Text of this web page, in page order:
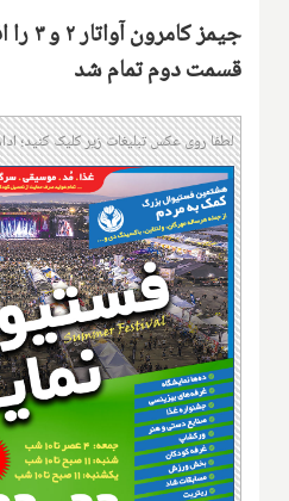
جیمز
قسمت دوم تمام شد
لطفا روی عکس تبلیغات زیر کلیک کنید؛